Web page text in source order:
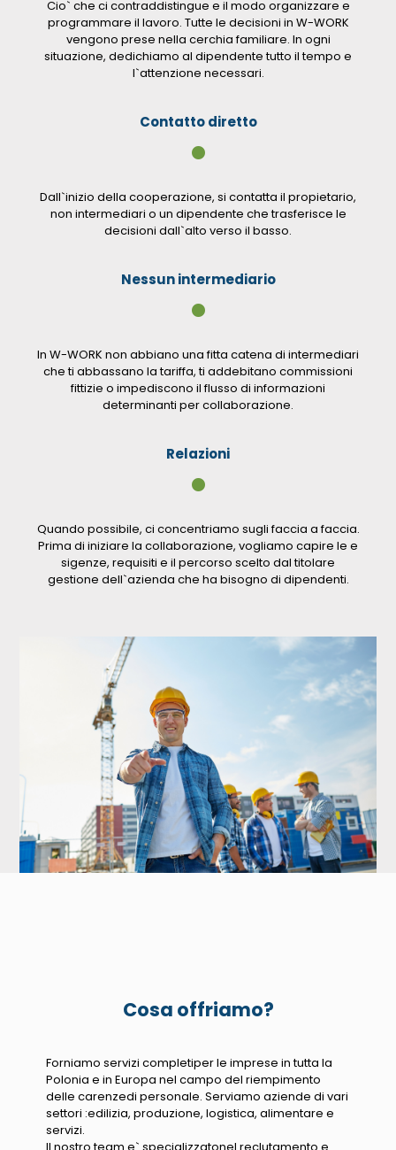
Cio` che ci contraddistingue e il modo organizzare e
programmare il lavoro. Tutte le decisioni in W-WORK
vengono prese nella cerchia familiare. In ogni
situazione, dedichiamo al dipendente tutto il tempo e
l`attenzione necessari.
Contatto diretto
•
Dall`inizio della cooperazione, si contatta il propietario,
non intermediari o un dipendente che trasferisce le
decisioni dall`alto verso il basso.
Nessun intermediario
•
In W-WORK non abbiano una fitta catena di intermediari
che ti abbassano la tariffa, ti addebitano commissioni
fittizie o impediscono il flusso di informazioni
determinanti per collaborazione.
Relazioni
•
Quando possibile, ci concentriamo sugli faccia a faccia.
Prima di iniziare la collaborazione, vogliamo capire le e
sigenze, requisiti e il percorso scelto dal titolare
gestione dell`azienda che ha bisogno di dipendenti.
Cosa offriamo?
Forniamo servizi completiper le imprese in tutta la
Polonia e in Europa nel campo del riempimento
delle carenzedi personale. Serviamo aziende di vari
settori :edilizia, produzione, logistica, alimentare e
servizi.